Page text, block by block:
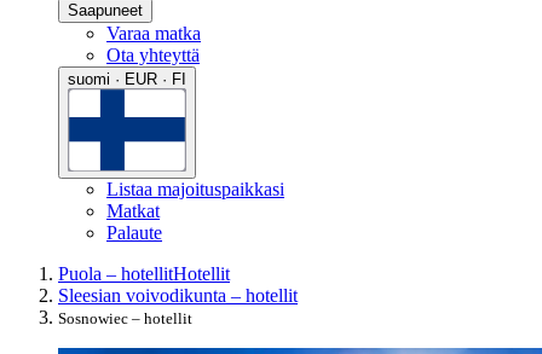
Saapuneet
Varaa matka
Ota yhteyttä
suomi · EUR · FI
Listaa majoituspaikkasi
Matkat
Palaute
Puola – hotellitHotellit
Sleesian voivodikunta – hotellit
Sosnowiec – hotellit